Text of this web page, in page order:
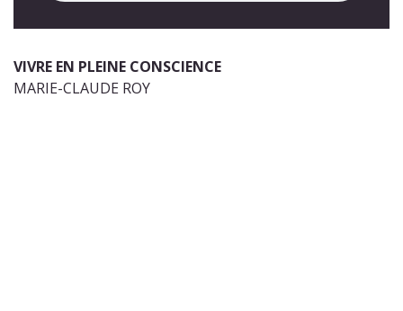
VIVRE EN PLEINE CONSCIENCE
MARIE-CLAUDE ROY